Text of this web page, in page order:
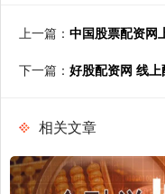
上一篇： 中国股票配资网
下一篇： 好股配资网 线
相关文章